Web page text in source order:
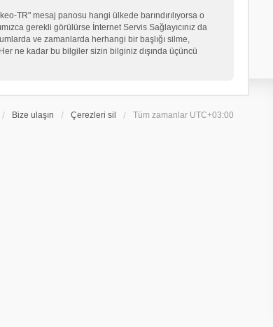
TR" mesaj panosu hangi ülkede barındırılıyorsa o
gerekli görülürse İnternet Servis Sağlayıcınız da
ve zamanlarda herhangi bir başlığı silme,
ne kadar bu bilgiler sizin bilginiz dışında üçüncü
Bize ulaşın Çerezleri sil Tüm zamanlar UTC+03:00